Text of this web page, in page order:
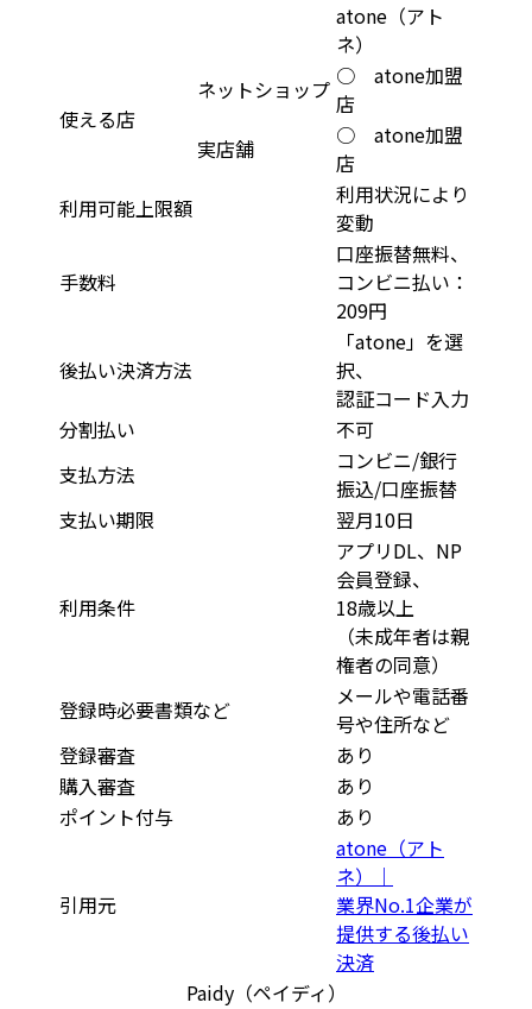
atone（アト
ネ）
使える店
ネットショップ ○ atone加盟
店
実店舗
○ atone加盟
店
利用可能上限額
利用状況により
変動
手数料
口座振替無料、
コンビニ払い：
209円
後払い決済方法
「atone」を選
択、
認証コード入力
分割払い
不可
支払方法
コンビニ/銀行
振込/口座振替
支払い期限
翌月10日
利用条件
アプリDL、NP
会員登録、
18歳以上
（未成年者は親
権者の同意）
登録時必要書類など
メールや電話番
号や住所など
登録審査
あり
購入審査
あり
ポイント付与
あり
引用元
atone（アト
ネ）｜
業界No.1企業が
提供する後払い
決済
Paidy（ペイディ）